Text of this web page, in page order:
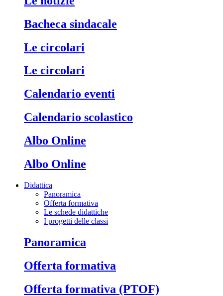
Bacheca sindacale
Le circolari
Le circolari
Calendario eventi
Calendario scolastico
Albo Online
Albo Online
Didattica
Panoramica
Offerta formativa
Le schede didattiche
I progetti delle classi
Panoramica
Offerta formativa
Offerta formativa (PTOF)